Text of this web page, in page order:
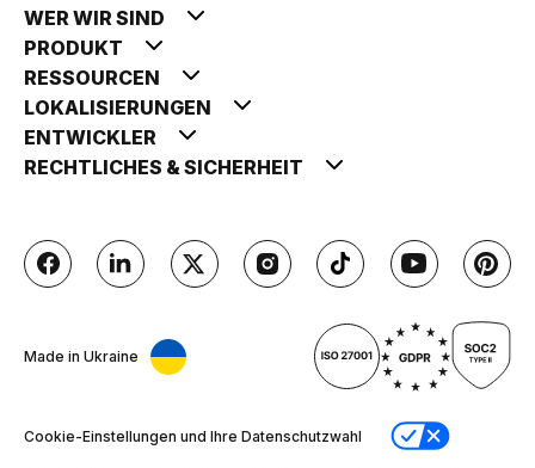
WER WIR SIND
PRODUKT
RESSOURCEN
LOKALISIERUNGEN
ENTWICKLER
RECHTLICHES & SICHERHEIT
Made in Ukraine
Cookie-Einstellungen und Ihre Datenschutzwahl